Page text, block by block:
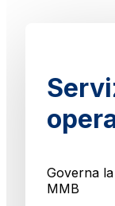
Governa
MMB